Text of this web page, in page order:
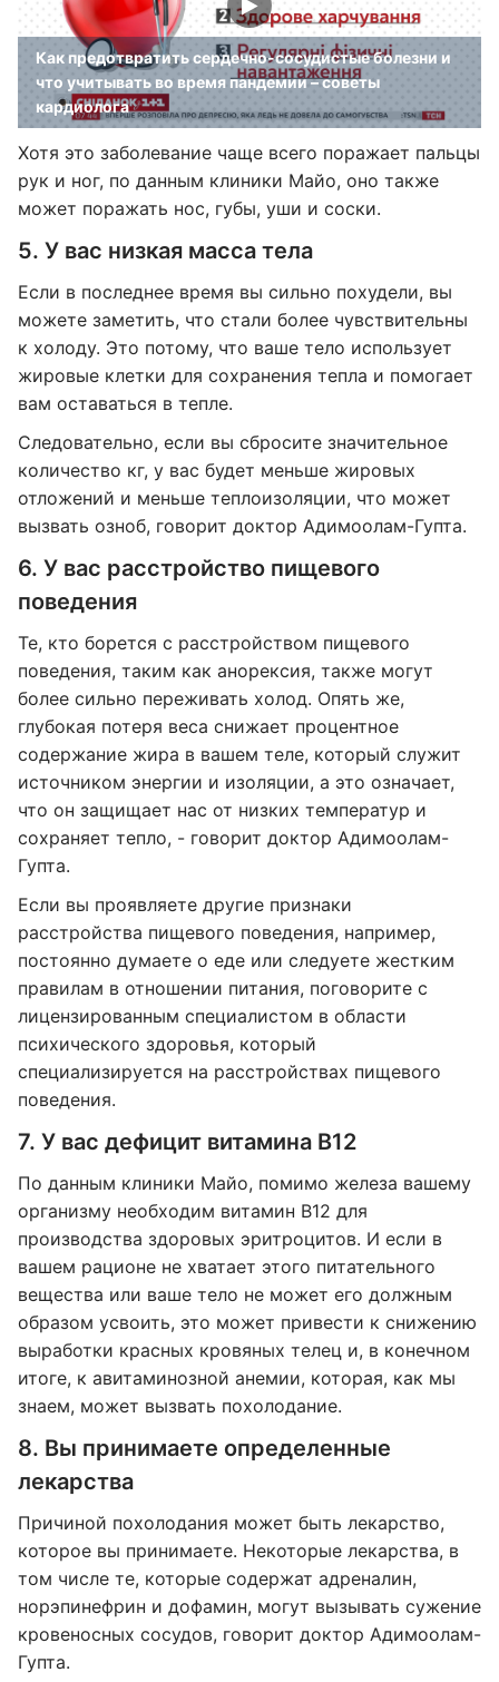
Как предотвратить сердечно-сосудистые болезни и
что учитывать во время пандемии – советы
кардиолога
Хотя это заболевание чаще всего поражает пальцы
рук и ног, по данным клиники Майо, оно также
может поражать нос, губы, уши и соски.
5. У вас низкая масса тела
Если в последнее время вы сильно похудели, вы
можете заметить, что стали более чувствительны
к холоду. Это потому, что ваше тело использует
жировые клетки для сохранения тепла и помогает
вам оставаться в тепле.
Следовательно, если вы сбросите значительное
количество кг, у вас будет меньше жировых
отложений и меньше теплоизоляции, что может
вызвать озноб, говорит доктор Адимоолам-Гупта.
6. У вас расстройство пищевого
поведения
Те, кто борется с расстройством пищевого
поведения, таким как анорексия, также могут
более сильно переживать холод. Опять же,
глубокая потеря веса снижает процентное
содержание жира в вашем теле, который служит
источником энергии и изоляции, а это означает,
что он защищает нас от низких температур и
сохраняет тепло, - говорит доктор Адимоолам-
Гупта.
Если вы проявляете другие признаки
расстройства пищевого поведения, например,
постоянно думаете о еде или следуете жестким
правилам в отношении питания, поговорите с
лицензированным специалистом в области
психического здоровья, который
специализируется на расстройствах пищевого
поведения.
7. У вас дефицит витамина B12
По данным клиники Майо, помимо железа вашему
организму необходим витамин B12 для
производства здоровых эритроцитов. И если в
вашем рационе не хватает этого питательного
вещества или ваше тело не может его должным
образом усвоить, это может привести к снижению
выработки красных кровяных телец и, в конечном
итоге, к авитаминозной анемии, которая, как мы
знаем, может вызвать похолодание.
8. Вы принимаете определенные
лекарства
Причиной похолодания может быть лекарство,
которое вы принимаете. Некоторые лекарства, в
том числе те, которые содержат адреналин,
норэпинефрин и дофамин, могут вызывать сужение
кровеносных сосудов, говорит доктор Адимоолам-
Гупта.